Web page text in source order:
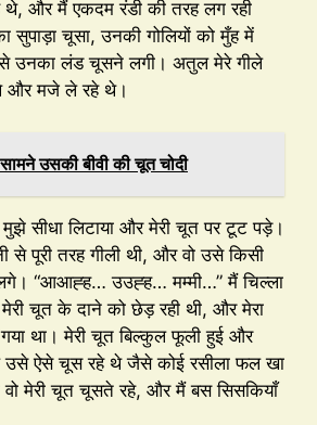
और मैं एकदम रंडी की तरह लग रही
चूसा, उनकी गोलियों को मुँह में
से उनका लंड चूसने लगी। अतुल मेरे गीले
और मजे ले रहे थे।
उसकी बीवी की चूत चोदी
सीधा लिटाया और मेरी चूत पर टूट पड़े।
से पूरी तरह गीली थी, और वो उसे किसी
“आआह्ह… उउह्ह… मम्मी…” मैं चिल्ला
चूत के दाने को छेड़ रही थी, और मेरा
था। मेरी चूत बिल्कुल फूली हुई और
उसे ऐसे चूस रहे थे जैसे कोई रसीला फल खा
मेरी चूत चूसते रहे, और मैं बस सिसकियाँ